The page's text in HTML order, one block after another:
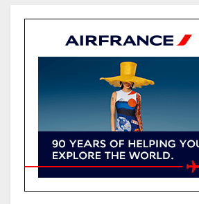
de la communauté
Gabon : AGL
positionnement
référence pour les
industriels et
pays